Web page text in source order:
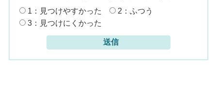
1：見つけやすかった
2：ふつう
3：見つけにくかった